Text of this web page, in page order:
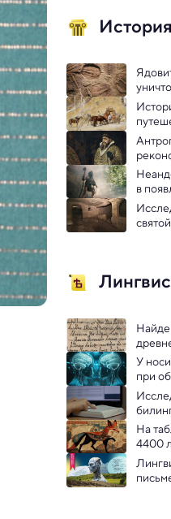
История
были
Ивана
в
новое
У
при
из
На
4400
лисе